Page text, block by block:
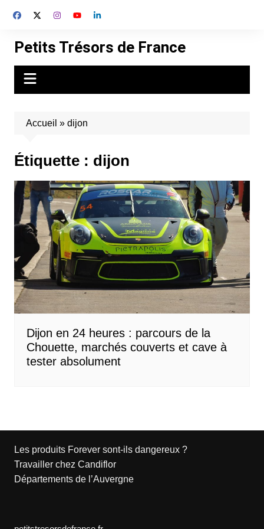
Petits Trésors de France
Accueil » dijon
Étiquette : dijon
Dijon en 24 heures : parcours de la
Chouette, marchés couverts et cave à
tester absolument
Les produits Forever sont-ils dangereux ?
Travailler chez Candiflor
Départements de l’Auvergne